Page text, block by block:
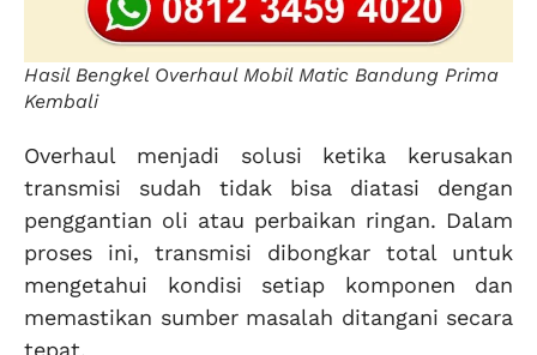
Hasil Bengkel Overhaul Mobil Matic Bandung Prima
Kembali
Overhaul menjadi solusi ketika kerusakan
transmisi sudah tidak bisa diatasi dengan
penggantian oli atau perbaikan ringan. Dalam
proses ini, transmisi dibongkar total untuk
mengetahui kondisi setiap komponen dan
memastikan sumber masalah ditangani secara
tepat.